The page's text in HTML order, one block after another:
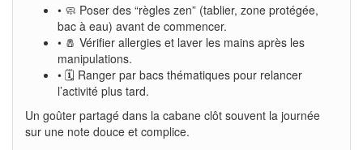
• 🧼 Poser des “règles zen” (tablier, zone protégée,
bac à eau) avant de commencer.
• 🧂 Vérifier allergies et laver les mains après les
manipulations.
• 🗓️ Ranger par bacs thématiques pour relancer
l’activité plus tard.
Un goûter partagé dans la cabane clôt souvent la journée
sur une note douce et complice.